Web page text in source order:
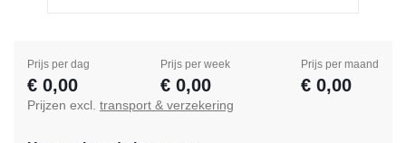
Prijs per dag
€ 0,00
Prijs per week
€ 0,00
Prijs per maand
€ 0,00
Prijzen excl. transport & verzekering